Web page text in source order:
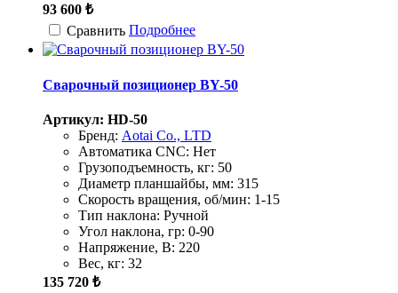
93 600 ₺
Сравнить Подробнее
Сварочный позиционер BY-50
Артикул: HD-50
Бренд: Aotai Co., LTD
Автоматика CNC: Нет
Грузоподъемность, кг: 50
Диаметр планшайбы, мм: 315
Скорость вращения, об/мин: 1-15
Тип наклона: Ручной
Угол наклона, гр: 0-90
Напряжение, В: 220
Вес, кг: 32
135 720 ₺